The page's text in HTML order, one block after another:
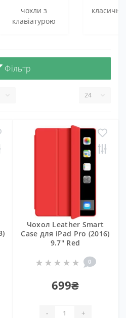
чохли з
клавіатурою
класичні
Фільтр
Чохол Leather Smart
Case для iPad Pro (2016)
9.7" Red
0
699₴
- +